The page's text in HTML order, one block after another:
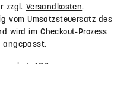
zzgl. Versandkosten.
vom Umsatzsteuersatz des
wird im Checkout-Prozess
angepasst.
AGB